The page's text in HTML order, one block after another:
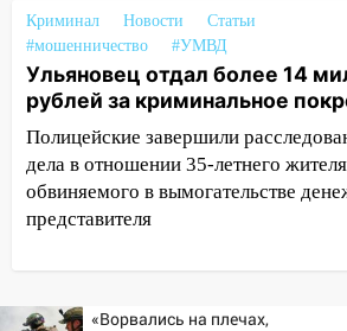
19:14
Житель Ульяновской
подвез троих незнакомцев
заработал уголовное дело
18:14
Прогноз погоды на 6
Ульяновской области
18:00
экстрим: в Ульяновске
большой фестиваль «Наше
августа после рабочего
Криминал Новости
Статьи
#мошенничество
#УМВД
Ульяновец отдал более 14
рублей за криминальное
Полицейские завершили
дела в отношении 35-летнего
обвиняемого в вымогательстве
представителя
«Ворвались на плечах,